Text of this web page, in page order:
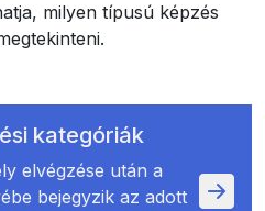
milyen típusú képzés
kategóriák
elvégzése után a
bejegyzik az adott